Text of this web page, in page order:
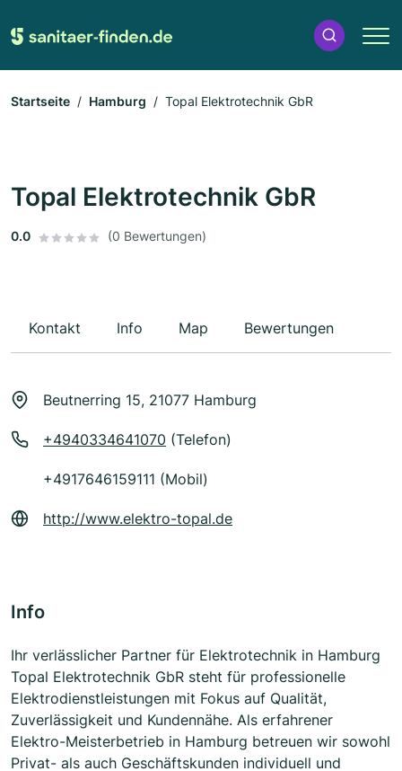
Startseite Hamburg Topal Elektrotechnik GbR
Topal Elektrotechnik GbR
0.0 (0 Bewertungen)
Kontakt Info Map Bewertungen
Beutnerring 15, 21077 Hamburg
+4940334641070 (Telefon)
+4917646159111 (Mobil)
http://www.elektro-topal.de
Info
Ihr verlässlicher Partner für Elektrotechnik in Hamburg
Topal Elektrotechnik GbR steht für professionelle
Elektrodienstleistungen mit Fokus auf Qualität,
Zuverlässigkeit und Kundennähe. Als erfahrener
Elektro-Meisterbetrieb in Hamburg betreuen wir sowohl
Privat- als auch Geschäftskunden individuell und